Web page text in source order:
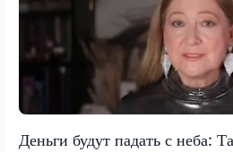
Деньги будут падать с неба: